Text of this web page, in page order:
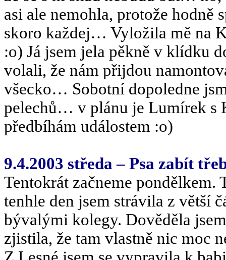
asi ale nemohla, protože
skoro každej… Vyložila mě na
:o) Já jsem jela pěkně v klídku
volali, že nám přijdou
všecko… Sobotní dopoledne
pelechů… v plánu je Lumírek s
předbíhám událostem :o)
9.4.2003 středa – Psa zabít
Tentokrát začneme
tenhle den jsem strávila z větší
bývalými kolegy. Dověděla
zjistila, že tam vlastně nic moc